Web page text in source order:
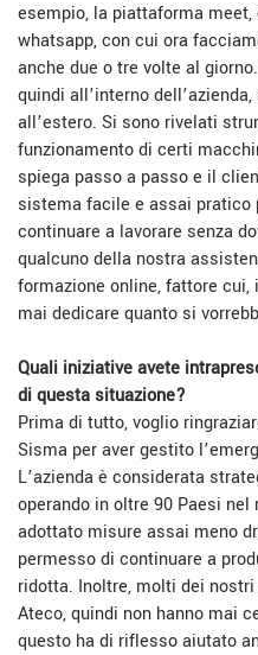
esempio, la piattaforma
whatsapp, con cui ora
anche due o tre volte al
quindi all’interno
all’estero. Si sono rivelati
funzionamento di certi
spiega passo a passo e il
sistema facile e assai pratico
continuare a lavorare senza
qualcuno della nostra
formazione online, fattore
mai dedicare quanto si
Quali iniziative avete
di questa situazione?
Prima di tutto, voglio
Sisma per aver gestito
L’azienda è considerata
operando in oltre 90 Paesi
adottato misure assai meno
permesso di continuare a
ridotta. Inoltre, molti dei
Ateco, quindi non hanno mai
questo ha di riflesso aiutato